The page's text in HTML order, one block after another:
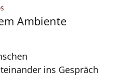
Ambiente
ins Gespräch